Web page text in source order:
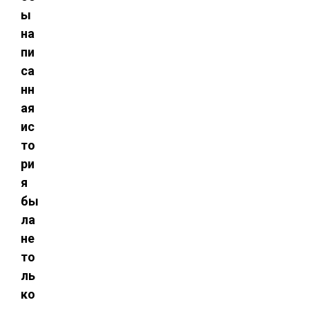
ы
на
пи
са
нн
ая
ис
то
ри
я
бы
ла
не
то
ль
ко